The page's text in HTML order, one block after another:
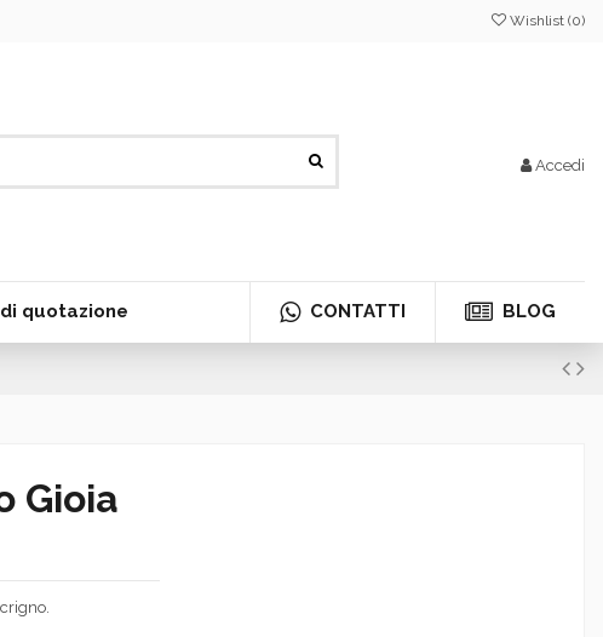
Wishlist (0)
Accedi
quotazione BLOG
CONTATTI
Gioia